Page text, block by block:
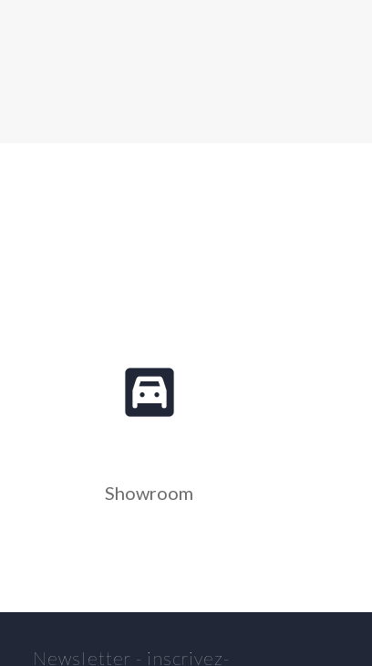
garage
Showroom
Newsletter - inscrivez-